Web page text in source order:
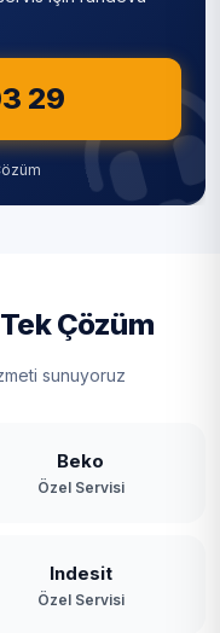
29
Çözüm
sunuyoruz
Beko
Özel Servisi
Indesit
Özel Servisi